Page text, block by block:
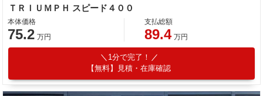
ＴＲＩＵＭＰＨ スピード４００
本体価格
75.2 万円
支払総額
89.4 万円
1分で完了！
【無料】見積・在庫確認